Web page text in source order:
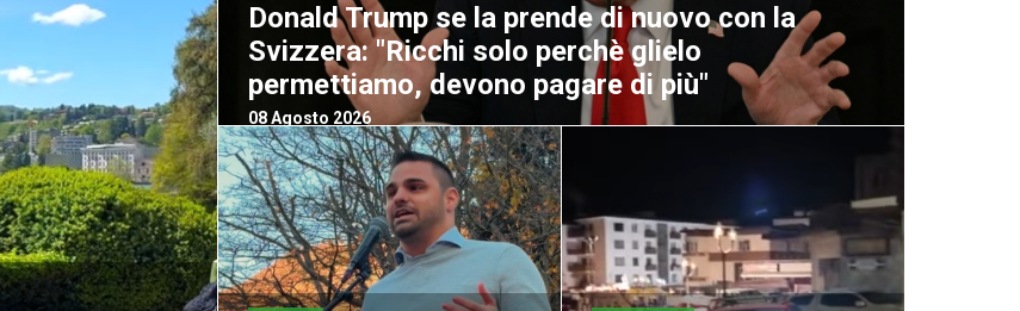
Donald Trump se la prende di nuovo con la
Svizzera: "Ricchi solo perchè glielo
permettiamo, devono pagare di più"
08 Agosto 2026